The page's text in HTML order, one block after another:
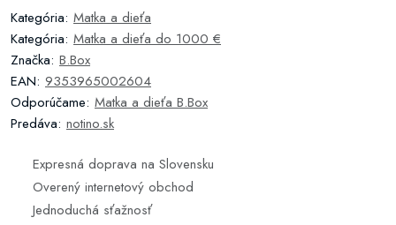
Kategória: Matka a dieťa
Kategória: Matka a dieťa do 1000 €
Značka: B.Box
EAN: 9353965002604
Odporúčame: Matka a dieťa B.Box
Predáva: notino.sk
Expresná doprava na Slovensku
Overený internetový obchod
Jednoduchá sťažnosť